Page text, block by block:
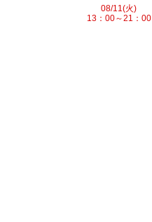
08/11(火)
13：00～21：00